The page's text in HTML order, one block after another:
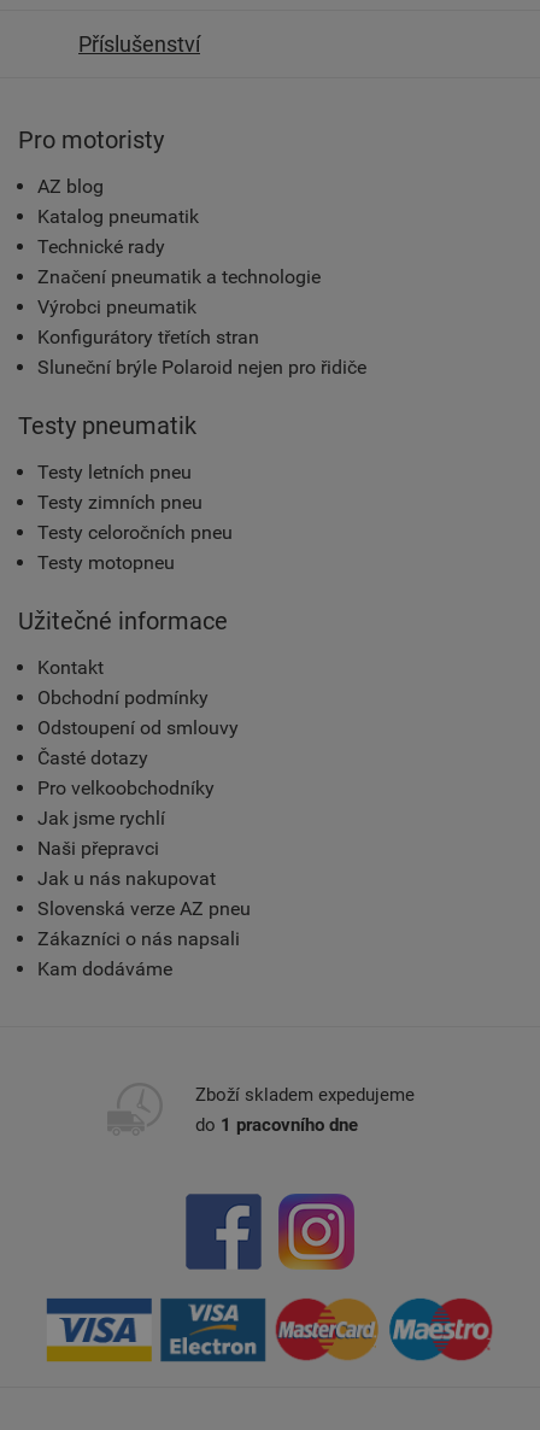
Příslušenství
Pro motoristy
AZ blog
Katalog pneumatik
Technické rady
Značení pneumatik a technologie
Výrobci pneumatik
Konfigurátory třetích stran
Sluneční brýle Polaroid nejen pro řidiče
Testy pneumatik
Testy letních pneu
Testy zimních pneu
Testy celoročních pneu
Testy motopneu
Užitečné informace
Kontakt
Obchodní podmínky
Odstoupení od smlouvy
Časté dotazy
Pro velkoobchodníky
Jak jsme rychlí
Naši přepravci
Jak u nás nakupovat
Slovenská verze AZ pneu
Zákazníci o nás napsali
Kam dodáváme
Zboží skladem expedujeme
do 1 pracovního dne